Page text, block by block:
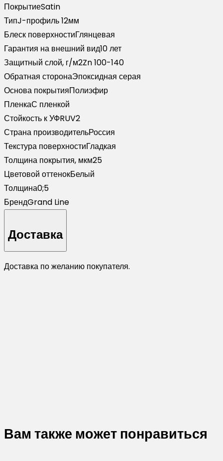
ПокрытиеSatin
ТипJ-профиль 12мм
Блеск поверхностиГлянцевая
Гарантия на внешний вид10 лет
Защитный слой, г/м2Zn 100-140
Обратная сторонаЭпоксидная серая
Основа покрытияПолиэфир
ПленкаС пленкой
Стойкость к УФRUV2
Страна производительРоссия
Текстура поверхностиГладкая
Толщина покрытия, мкм25
Цветовой оттенокБелый
Толщина0;5
БрендGrand Line
Доставка
Доставка по желанию покупателя.
Вам также может понравиться